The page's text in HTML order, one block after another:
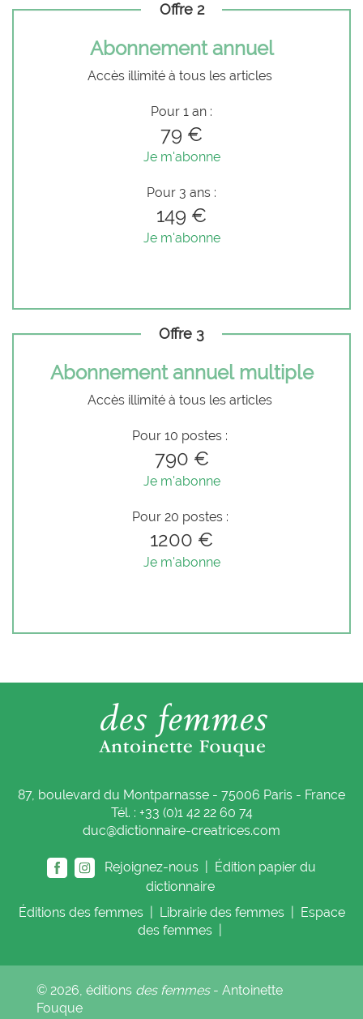
Offre 2
Abonnement annuel
Accès illimité à tous les articles
Pour 1 an :
79 €
Je m'abonne
Pour 3 ans :
149 €
Je m'abonne
Offre 3
Abonnement annuel multiple
Accès illimité à tous les articles
Pour 10 postes :
790 €
Je m'abonne
Pour 20 postes :
1200 €
Je m'abonne
87, boulevard du Montparnasse - 75006 Paris - France
Tél. : +33 (0)1 42 22 60 74
duc@dictionnaire-creatrices.com
Rejoignez-nous |
Édition papier du
dictionnaire
Éditions des femmes Librairie des femmes
Espace
des femmes
© 2026, éditions des femmes- Antoinette
Fouque